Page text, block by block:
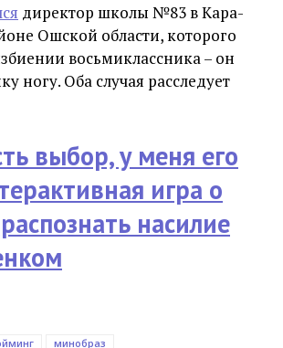
директор школы №83 в Кара-
Ошской области, которого
восьмиклассника – он
ногу. Оба случая расследует
выбор, у меня его
игра о
насилие
минобраз